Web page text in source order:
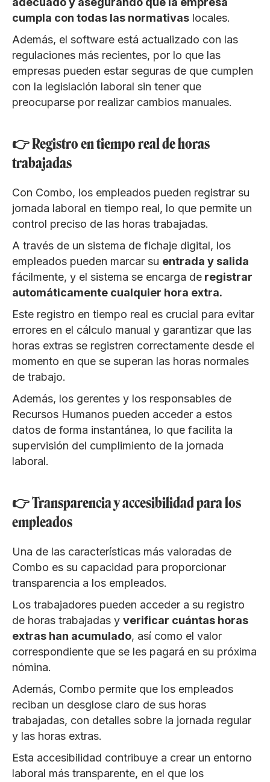
cumpla con todas las normativas locales.
Además, el software está actualizado con las
regulaciones más recientes, por lo que las
empresas pueden estar seguras de que cumplen
con la legislación laboral sin tener que
preocuparse por realizar cambios manuales.
👉 Registro en tiempo real de horas
trabajadas
Con Combo, los empleados pueden registrar su
jornada laboral en tiempo real, lo que permite un
control preciso de las horas trabajadas.
A través de un sistema de fichaje digital, los
empleados pueden marcar su entrada y salida
fácilmente, y el sistema se encarga de registrar
automáticamente cualquier hora extra.
Este registro en tiempo real es crucial para evitar
errores en el cálculo manual y garantizar que las
horas extras se registren correctamente desde el
momento en que se superan las horas normales
de trabajo.
Además, los gerentes y los responsables de
Recursos Humanos pueden acceder a estos
datos de forma instantánea, lo que facilita la
supervisión del cumplimiento de la jornada
laboral.
👉 Transparencia y accesibilidad para los
empleados
Una de las características más valoradas de
Combo es su capacidad para proporcionar
transparencia a los empleados.
Los trabajadores pueden acceder a su registro
de horas trabajadas y verificar cuántas horas
extras han acumulado, así como el valor
correspondiente que se les pagará en su próxima
nómina.
Además, Combo permite que los empleados
reciban un desglose claro de sus horas
trabajadas, con detalles sobre la jornada regular
y las horas extras.
Esta accesibilidad contribuye a crear un entorno
laboral más transparente, en el que los